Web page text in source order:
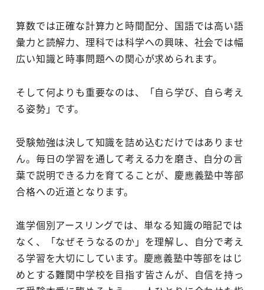
算数では正確な計算力と時間配分、国語では高い語
彙力と読解力、理科では科学への興味、社会では幅
広い知識と時事問題への関心が求められます。
そして何よりも重要なのは、「自ら学び、自ら考え
る姿勢」です。
受験勉強は決して知識を詰め込むだけではありませ
ん。毎日の学習を通して考える力を磨き、自分の言
葉で説明できる力を育てることが、慶應義塾中等部
合格への近道となります。
進学個別アースリングでは、単なる知識の暗記では
なく、「なぜそうなるのか」を理解し、自分で考え
る学習を大切にしています。慶應義塾中等部をはじ
めとする難関中学校を目指す皆さんが、自信を持っ